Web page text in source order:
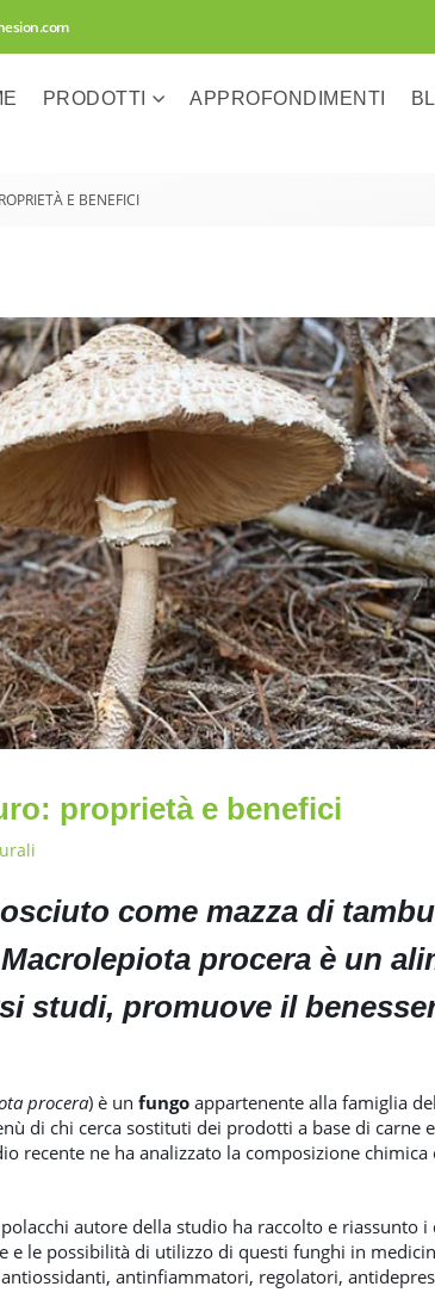
PRODOTTI APPROFONDIMENTI
E BENEFICI
proprietà e benefici
come mazza di
procera è un
studi, promuove il
procera) è un fungo appartenente alla famiglia
di chi cerca sostituti dei prodotti a base di carne
recente ne ha analizzato la composizione chimica
autore della studio ha raccolto e riassunto i
e le possibilità di utilizzo di questi funghi in
antinfiammatori, regolatori,